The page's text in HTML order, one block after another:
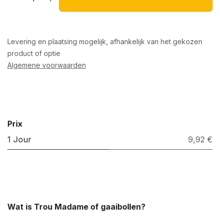
Levering en plaatsing mogelijk, afhankelijk van het gekozen
product of optie
Algemene voorwaarden
Prix
1 Jour
9,92 €
Wat is Trou Madame of gaaibollen?